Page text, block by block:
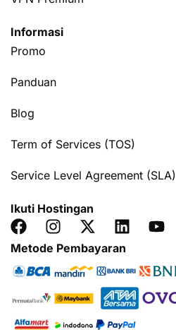
Informasi
Promo
Panduan
Blog
Term of Services (TOS)
Service Level Agreement (SLA)
Ikuti Hostingan
Metode Pembayaran